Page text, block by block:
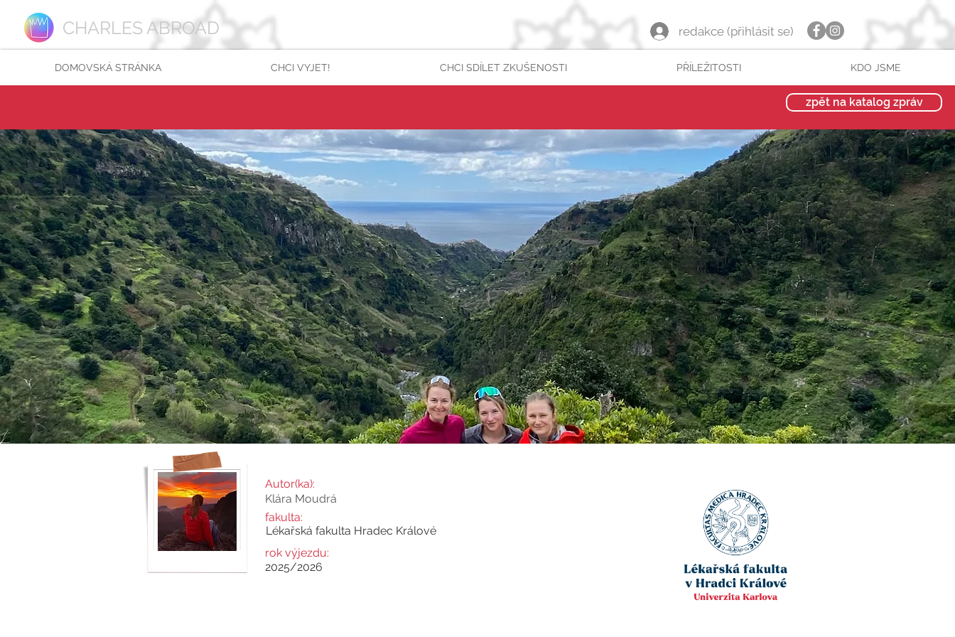
CHARLES ABROAD redakce (přihlásit se)
DOMOVSKÁ STRÁNKA CHCI VYJET! CHCI SDÍLET ZKUŠENOSTI PŘÍLEŽITOSTI KDO JSME
zpět na katalog zpráv
Autor(ka):
Klára Moudrá
fakulta:
Lékařská fakulta Hradec Králové
rok výjezdu:
2025/2026